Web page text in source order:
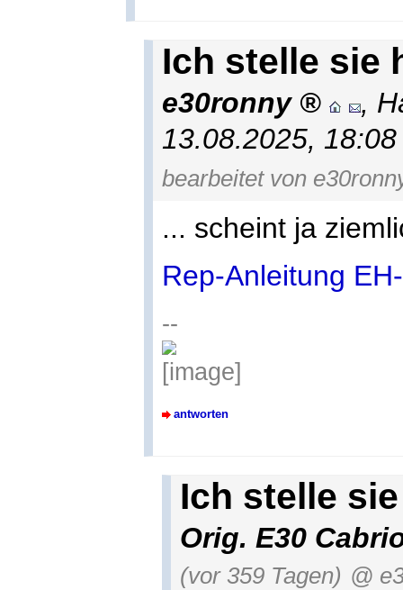
Ich stelle sie
e30ronny ,
13.08.2025,
bearbeitet von
... scheint ja
Rep-Anleitung
--
antworten
Ich stelle
Orig. E30
(vor 359 Tagen) @